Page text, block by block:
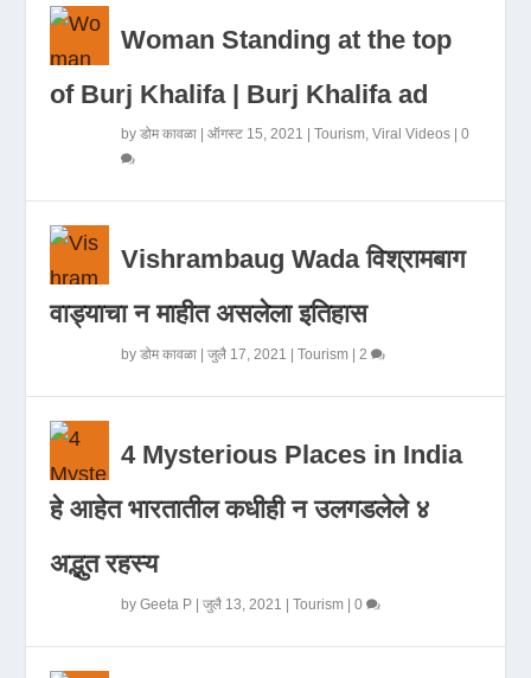
Woman Standing at the top
of Burj Khalifa | Burj Khalifa ad
byडोम कावळा |ऑगस्ट 15, 2021 |Tourism ,Viral Videos |0
Vishrambaug Wada विश्रामबाग
वाड्याचा न माहीत असलेला इतिहास
byडोम कावळा |जुलै 17, 2021 |Tourism | 2
4 Mysterious Places in India
हे आहेत भारतातील कधीही न उलगडलेले ४
अद्भुत रहस्य
byGeeta P |जुलै 13, 2021 |Tourism |0